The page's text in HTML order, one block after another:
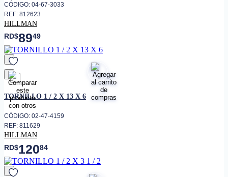
CÓDIGO: 04-67-3033
REF: 812623
HILLMAN
RD$8949
favorito
TORNILLO 1 / 2 X 13 X 6
CÓDIGO: 02-47-4159
REF: 811629
HILLMAN
RD$12084